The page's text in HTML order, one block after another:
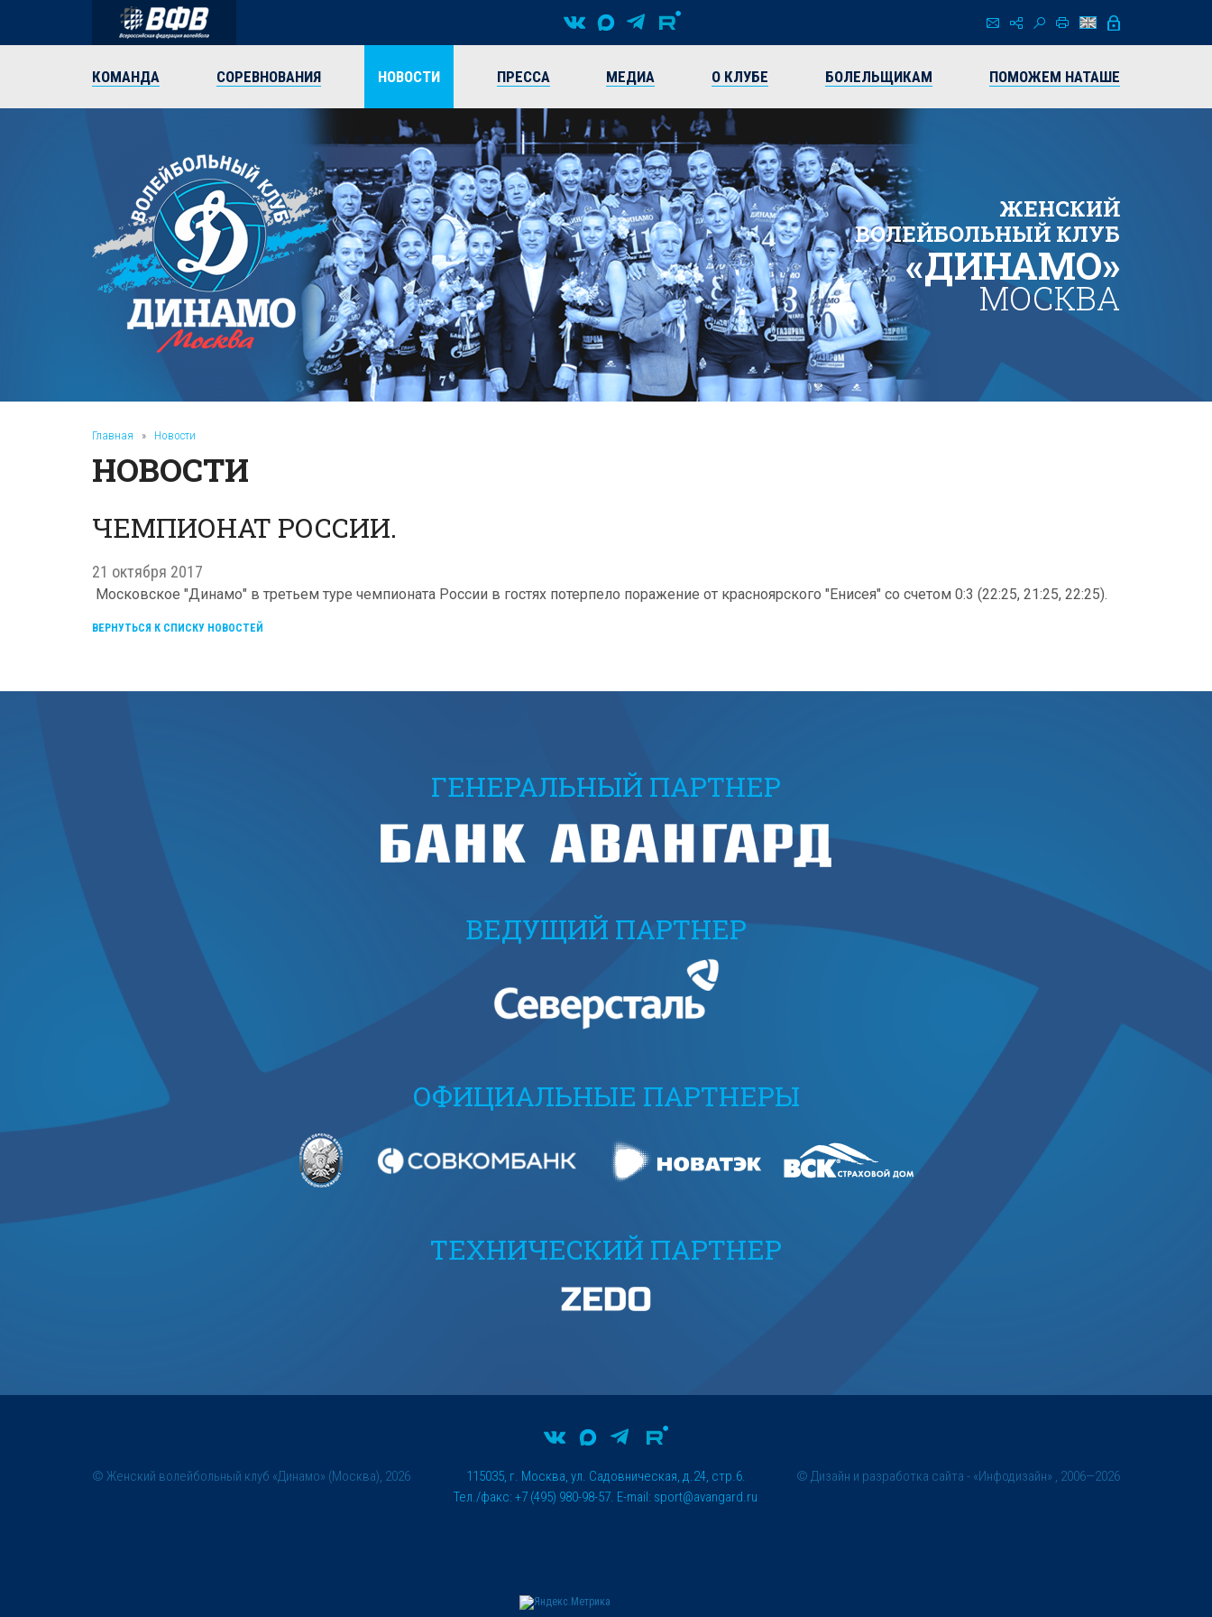
КОМАНДА СОРЕВНОВАНИЯ НОВОСТИ ПРЕССА МЕДИА О КЛУБЕ БОЛЕЛЬЩИКАМ ПОМОЖЕМ НАТАШЕ
ЖЕНСКИЙ
ВОЛЕЙБОЛЬНЫЙ КЛУБ
«ДИНАМО»
МОСКВА
Главная » Новости
НОВОСТИ
ЧЕМПИОНАТ РОССИИ.
21 октября 2017
Московское "Динамо" в третьем туре чемпионата России в гостях потерпело поражение от красноярского "Енисея" со счетом 0:3 (22:25, 21:25, 22:25).
ВЕРНУТЬСЯ К СПИСКУ НОВОСТЕЙ
ГЕНЕРАЛЬНЫЙ ПАРТНЕР
ВЕДУЩИЙ ПАРТНЕР
ОФИЦИАЛЬНЫЕ ПАРТНЕРЫ
ТЕХНИЧЕСКИЙ ПАРТНЕР
© Женский волейбольный клуб «Динамо» (Москва), 2026
115035, г. Москва, ул. Садовническая, д.24, стр.6.
Тел./факс: +7 (495) 980-98-57. E-mail: sport@avangard.ru
© Дизайн и разработка сайта - «Инфодизайн» , 2006—2026